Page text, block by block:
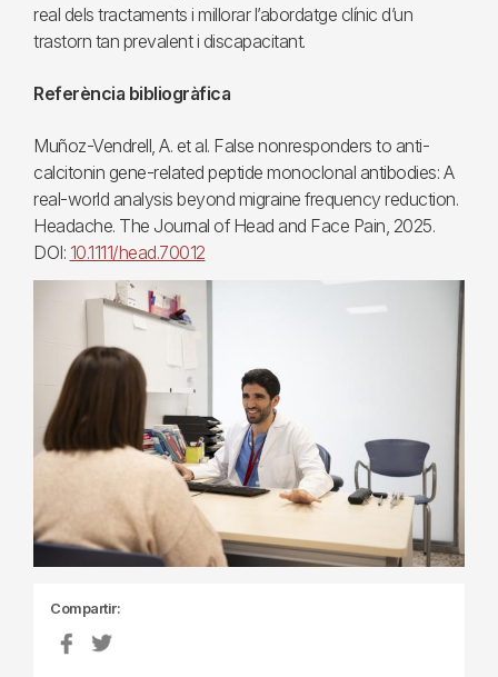
real dels tractaments i millorar l’abordatge clínic d’un
trastorn tan prevalent i discapacitant.
Referència bibliogràfica
Muñoz-Vendrell, A. et al. False nonresponders to anti-
calcitonin gene-related peptide monoclonal antibodies: A
real-world analysis beyond migraine frequency reduction.
Headache. The Journal of Head and Face Pain, 2025.
DOI: 10.1111/head.70012
Compartir: